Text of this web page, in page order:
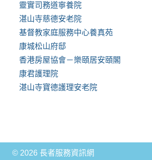
靈實司務道寧養院
湛山寺慈德安老院
基督教家庭服務中心養真苑
康城松山府邸
香港房屋協會－樂頤居安頤閣
康君護理院
湛山寺寶德護理安老院
© 2026 長者服務資訊網